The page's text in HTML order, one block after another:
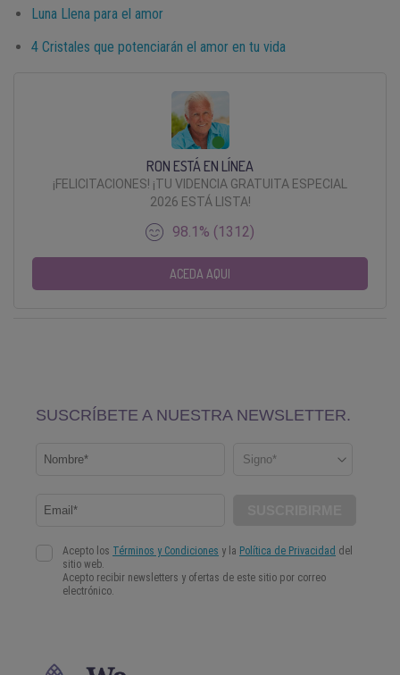
Luna Llena para el amor
4 Cristales que potenciarán el amor en tu vida
RON ESTÁ EN LÍNEA
¡FELICITACIONES! ¡TU VIDENCIA GRATUITA ESPECIAL
2026 ESTÁ LISTA!
98.1% (1312)
ACEDA AQUI